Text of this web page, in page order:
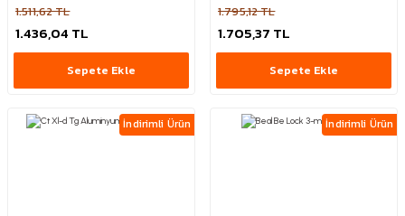
1.511,62 TL
1.436,04 TL
Sepete Ekle
1.795,12 TL
1.705,37 TL
Sepete Ekle
İndirimli Ürün İndirimli Ürün